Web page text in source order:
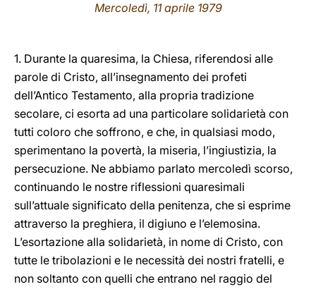
Mercoledì, 11 aprile 1979
1. Durante la quaresima, la Chiesa, riferendosi alle
parole di Cristo, all’insegnamento dei profeti
dell’Antico Testamento, alla propria tradizione
secolare, ci esorta ad una particolare solidarietà con
tutti coloro che soffrono, e che, in qualsiasi modo,
sperimentano la povertà, la miseria, l’ingiustizia, la
persecuzione. Ne abbiamo parlato mercoledì scorso,
continuando le nostre riflessioni quaresimali
sull’attuale significato della penitenza, che si esprime
attraverso la preghiera, il digiuno e l’elemosina.
L’esortazione alla solidarietà, in nome di Cristo, con
tutte le tribolazioni e le necessità dei nostri fratelli, e
non soltanto con quelli che entrano nel raggio del